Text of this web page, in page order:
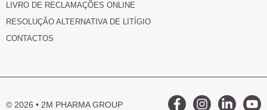
LIVRO DE RECLAMAÇÕES ONLINE
RESOLUÇÃO ALTERNATIVA DE LITÍGIO
CONTACTOS
© 2026 • 2M PHARMA GROUP